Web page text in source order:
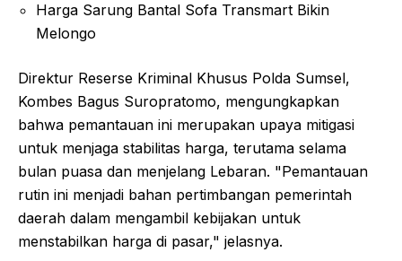
Harga Sarung Bantal Sofa Transmart Bikin
Melongo
Direktur Reserse Kriminal Khusus Polda Sumsel,
Kombes Bagus Suropratomo, mengungkapkan
bahwa pemantauan ini merupakan upaya mitigasi
untuk menjaga stabilitas harga, terutama selama
bulan puasa dan menjelang Lebaran. "Pemantauan
rutin ini menjadi bahan pertimbangan pemerintah
daerah dalam mengambil kebijakan untuk
menstabilkan harga di pasar," jelasnya.